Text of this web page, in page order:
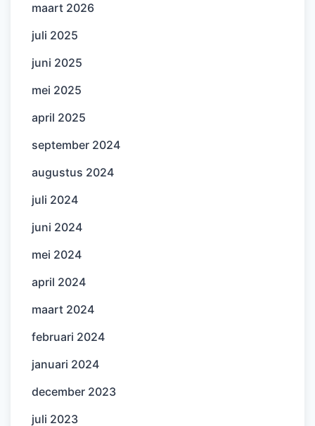
maart 2026
juli 2025
juni 2025
mei 2025
april 2025
september 2024
augustus 2024
juli 2024
juni 2024
mei 2024
april 2024
maart 2024
februari 2024
januari 2024
december 2023
juli 2023